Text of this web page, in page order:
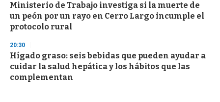
Ministerio de Trabajo investiga si la muerte de
un peón por un rayo en Cerro Largo incumple el
protocolo rural
20:30
Hígado graso: seis bebidas que pueden ayudar a
cuidar la salud hepática y los hábitos que las
complementan